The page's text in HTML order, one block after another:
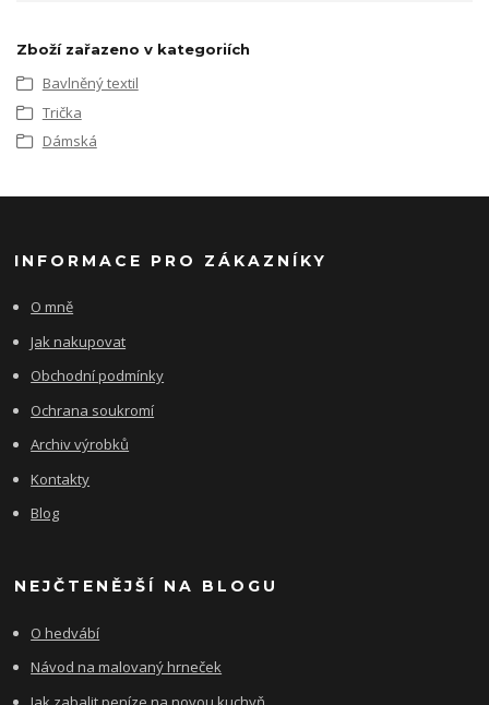
Zboží zařazeno v kategoriích
Bavlněný textil
Trička
Dámská
INFORMACE PRO ZÁKAZNÍKY
O mně
Jak nakupovat
Obchodní podmínky
Ochrana soukromí
Archiv výrobků
Kontakty
Blog
NEJČTENĚJŠÍ NA BLOGU
O hedvábí
Návod na malovaný hrneček